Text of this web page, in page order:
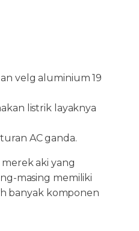
velg aluminium 19
listrik layaknya
AC ganda.
aki yang
masing memiliki
banyak komponen